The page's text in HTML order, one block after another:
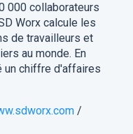
000 collaborateurs
Worx calcule les
de travailleurs et
au monde. En
un chiffre d'affaires
/